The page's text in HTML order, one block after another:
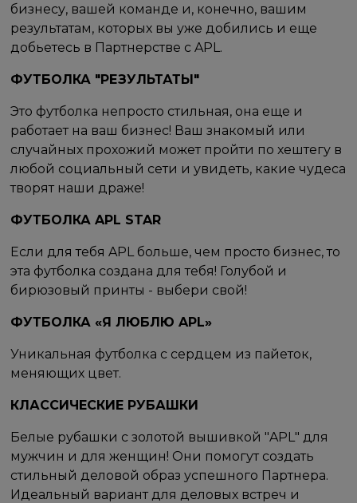
бизнесу, вашей команде и, конечно, вашим
результатам, которых вы уже добились и еще
добьетесь в Партнерстве с APL.
ФУТБОЛКА "РЕЗУЛЬТАТЫ"
Это футболка непросто стильная, она еще и
работает на ваш бизнес! Ваш знакомый или
случайных прохожий может пройти по хештегу в
любой социальный сети и увидеть, какие чудеса
творят наши драже!
ФУТБОЛКА APL STAR
Если для тебя APL больше, чем просто бизнес, то
эта футболка создана для тебя! Голубой и
бирюзовый принты - выбери свой!
ФУТБОЛКА «Я ЛЮБЛЮ APL»
Уникальная футболка с сердцем из пайеток,
меняющих цвет.
КЛАССИЧЕСКИЕ РУБАШКИ
Белые рубашки с золотой вышивкой "APL" для
мужчин и для женщин! Они помогут создать
стильный деловой образ успешного Партнера.
Идеальный вариант для деловых встреч и